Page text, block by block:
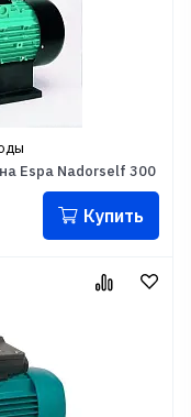
Espa Nadorself 300
Купить